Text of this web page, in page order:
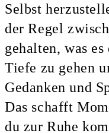
Selbst
der Regel
gehalten, was
Tiefe zu gehen
Gedanken und
Das schafft
du zur Ruhe